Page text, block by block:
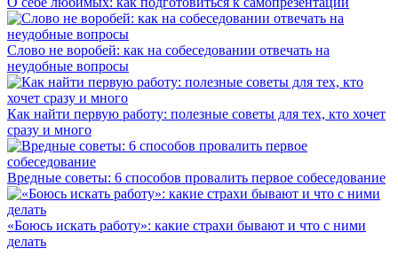
Слово не воробей: как на собеседовании отвечать на
неудобные вопросы
Как найти первую работу: полезные советы для тех, кто хочет
сразу и много
Вредные советы: 6 способов провалить первое собеседование
«Боюсь искать работу»: какие страхи бывают и что с ними
делать